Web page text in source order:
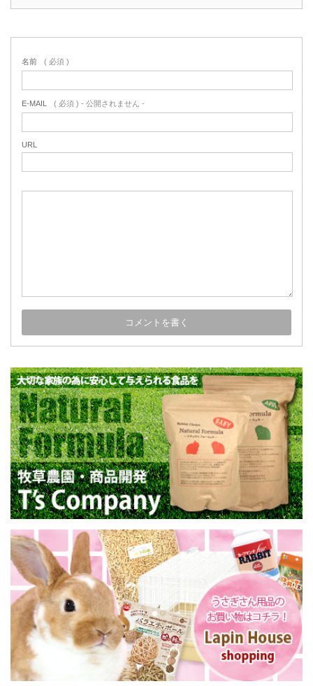
名前 ( 必須 )
E-MAIL ( 必須 ) - 公開されません -
URL